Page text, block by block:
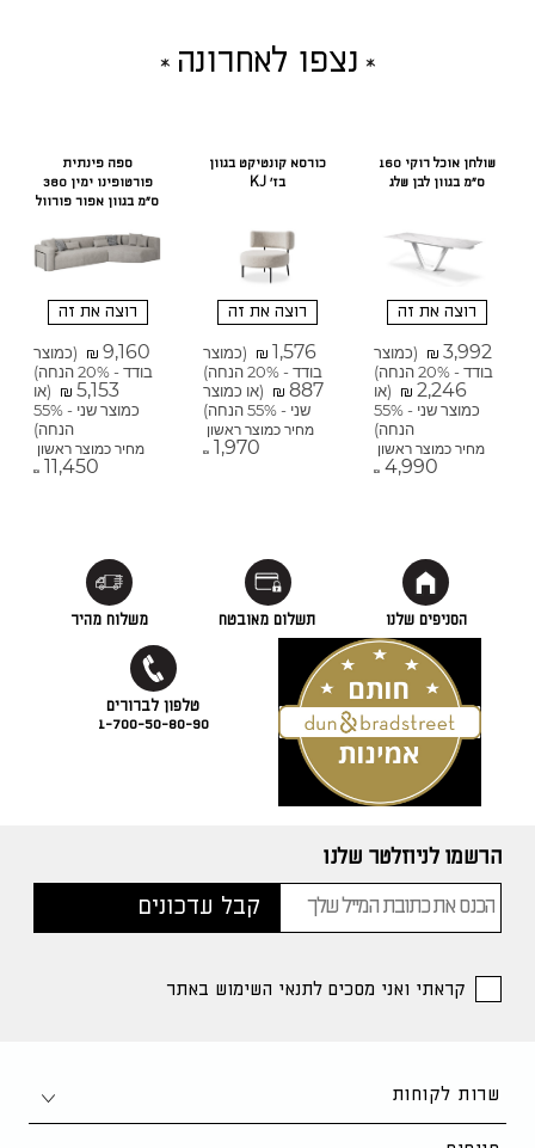
נצפו לאחרונה
שולחן אוכל רוקי 160
ס"מ בגוון לבן שלג
רוצה את זה
₪ 3,992
(כמוצר
בודד - 20% הנחה)
₪ 2,246
(או
כמוצר שני - 55%
הנחה)
מחיר כמוצר ראשון
₪ 4,990
כורסא קונטיקט בגוון
בז' KJ
רוצה את זה
₪ 1,576
(כמוצר
בודד - 20% הנחה)
₪ 887
(או כמוצר
שני - 55% הנחה)
מחיר כמוצר ראשון
₪ 1,970
ספה פינתית
פורטופינו ימין 380
ס"מ בגוון אפור פורוול
רוצה את זה
₪ 9,160
(כמוצר
בודד - 20% הנחה)
₪ 5,153
(או
כמוצר שני - 55%
הנחה)
מחיר כמוצר ראשון
₪ 11,450
הסניפים שלנו תשלום מאובטח משלוח מהיר
1-700-50-80-90
הרשמו לניוזלטר שלנו
קראתי ואני מסכים לתנאי השימוש באתר
שרות לקוחות